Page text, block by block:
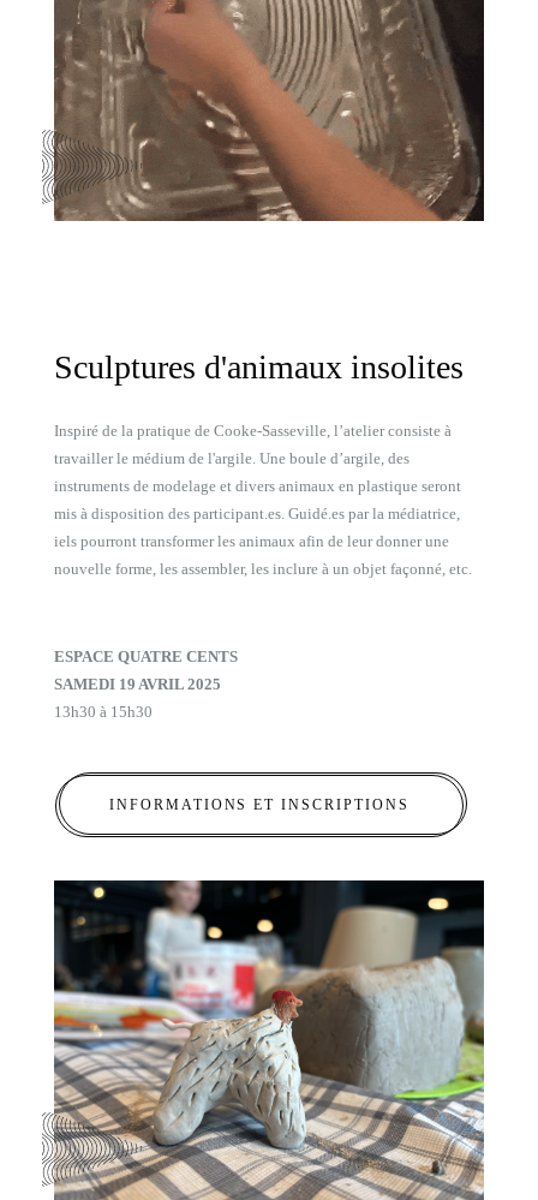
Sculptures d'animaux insolites
Inspiré de la pratique de Cooke-Sasseville, l’atelier consiste à
travailler le médium de l'argile. Une boule d’argile, des
instruments de modelage et divers animaux en plastique seront
mis à disposition des participant.es. Guidé.es par la médiatrice,
iels pourront transformer les animaux afin de leur donner une
nouvelle forme, les assembler, les inclure à un objet façonné, etc.
ESPACE QUATRE CENTS
SAMEDI 19 AVRIL 2025
13h30 à 15h30
INFORMATIONS ET INSCRIPTIONS